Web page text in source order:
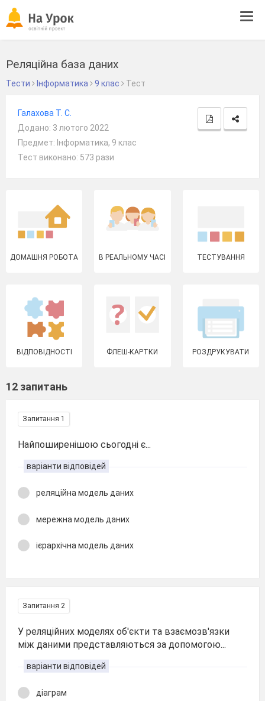
Реляційна база даних
Тести Інформатика 9 клас Тест
Галахова Т. С.
Додано: 3 лютого 2022
Предмет: Інформатика, 9 клас
Тест виконано: 573 рази
ДОМАШНЯ РОБОТА В РЕАЛЬНОМУ ЧАСІ ТЕСТУВАННЯ
ВІДПОВІДНОСТІ ФЛЕШ-КАРТКИ РОЗДРУКУВАТИ
12 запитань
Запитання 1
Найпоширенішою сьогодні є...
варіанти відповідей
реляційна модель даних
мережна модель даних
ієрархічна модель даних
Запитання 2
У реляційних моделях об'єкти та взаємозв'язки
між даними представляються за допомогою...
варіанти відповідей
діаграм